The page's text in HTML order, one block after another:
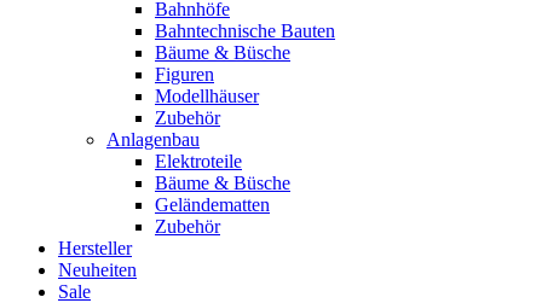
Bahnhöfe
Bahntechnische Bauten
Bäume & Büsche
Figuren
Modellhäuser
Zubehör
Anlagenbau
Elektroteile
Bäume & Büsche
Geländematten
Zubehör
Hersteller
Neuheiten
Sale